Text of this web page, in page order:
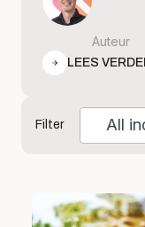
Auteur
LEES
Filter